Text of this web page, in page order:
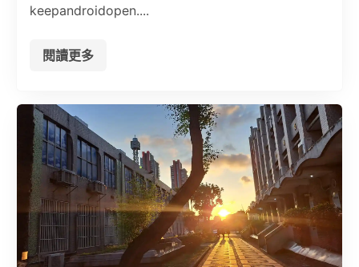
keepandroidopen....
閱讀更多